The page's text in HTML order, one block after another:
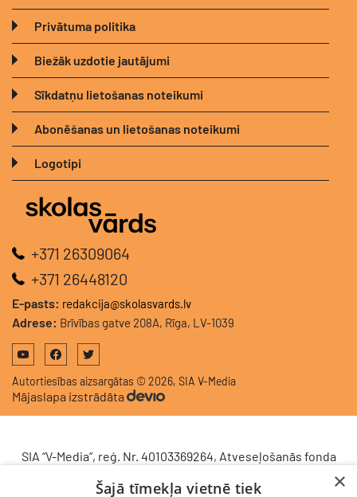
Privātuma politika
Biežāk uzdotie jautājumi
Sīkdatņu lietošanas noteikumi
Abonēšanas un lietošanas noteikumi
Logotipi
+371 26309064
+371 26448120
E-pasts: redakcija@skolasvards.lv
Adrese: Brīvības gatve 208A, Rīga, LV-1039
Autortiesības aizsargātas © 2026, SIA V-Media
Mājaslapa izstrādāta
SIA “V-Media”, reģ. Nr. 40103369264, Atveseļošanās fonda
komercdarbības procesu uzlabošanā - ieviesta klientu
×
Šajā tīmekļa vietnē tiek